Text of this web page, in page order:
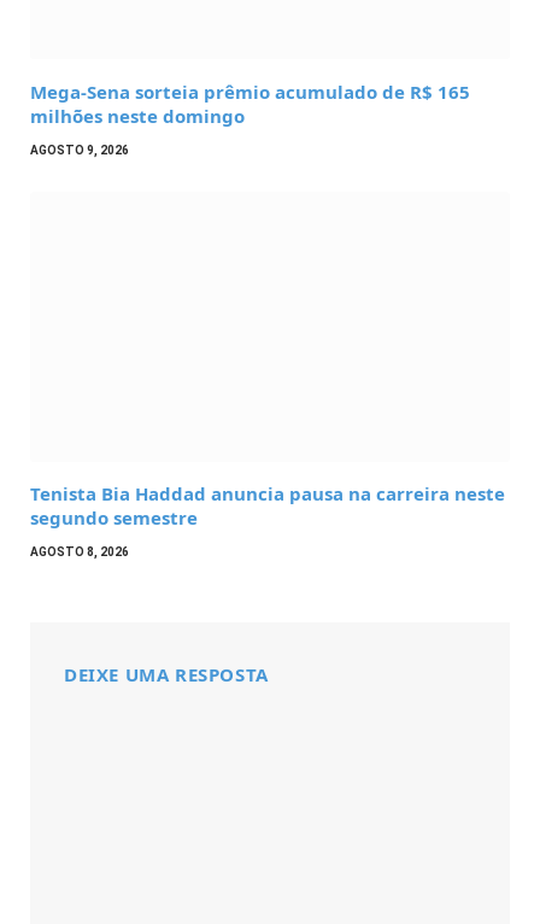
Mega-Sena sorteia prêmio acumulado de R$ 165
milhões neste domingo
AGOSTO 9, 2026
Tenista Bia Haddad anuncia pausa na carreira neste
segundo semestre
AGOSTO 8, 2026
DEIXE UMA RESPOSTA